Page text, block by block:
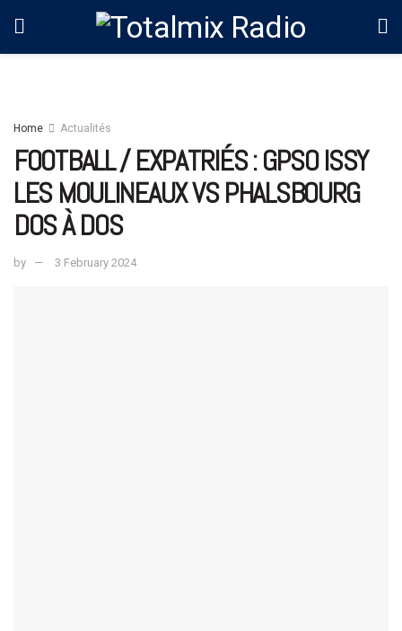
Home Actualités
FOOTBALL / EXPATRIÉS : GPSO ISSY
LES MOULINEAUX VS PHALSBOURG
DOS À DOS
by 3 February 2024